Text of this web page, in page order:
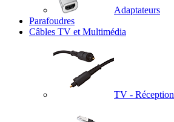
Adaptateurs
Parafoudres
Câbles TV et Multimédia
TV - Réception